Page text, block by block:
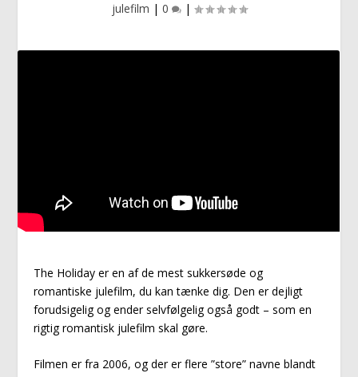
julefilm | 0 |
The Holiday er en af de mest sukkersøde og
romantiske julefilm, du kan tænke dig. Den er dejligt
forudsigelig og ender selvfølgelig også godt – som en
rigtig romantisk julefilm skal gøre.
Filmen er fra 2006, og der er flere ”store” navne blandt